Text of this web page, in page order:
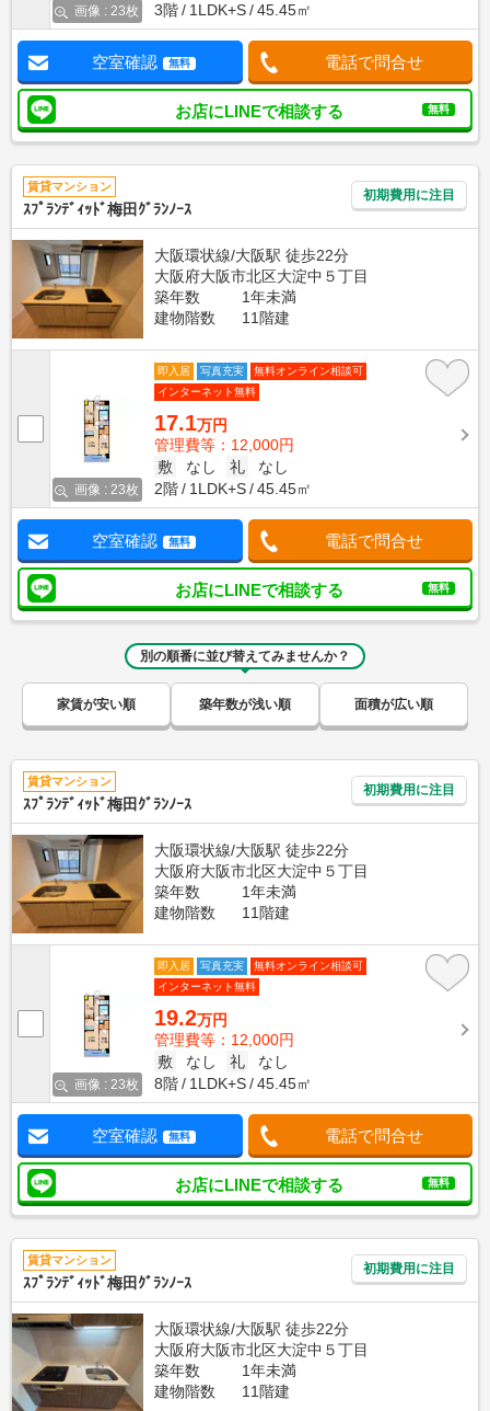
画像 : 23枚
3階
1LDK+S 45.45㎡
空室確認 無料 電話で問合せ
お店にLINEで相談する 無料
賃貸マンション
ｽﾌﾟﾗﾝﾃﾞｨｯﾄﾞ梅田ｸﾞﾗﾝﾉｰｽ
初期費用に注目
大阪環状線/大阪駅 徒歩22分
大阪府大阪市北区大淀中５丁目
築年数
1年未満
建物階数
11階建
画像 : 23枚
即入居 写真充実
無料オンライン相談可
インターネット無料
17.1万円
管理費等：12,000円
敷
なし 礼
なし
2階
1LDK+S 45.45㎡
空室確認 無料 電話で問合せ
お店にLINEで相談する 無料
別の順番に並び替えてみませんか？
家賃が安い順 築年数が浅い順 面積が広い順
賃貸マンション
ｽﾌﾟﾗﾝﾃﾞｨｯﾄﾞ梅田ｸﾞﾗﾝﾉｰｽ
初期費用に注目
大阪環状線/大阪駅 徒歩22分
大阪府大阪市北区大淀中５丁目
築年数
1年未満
建物階数
11階建
画像 : 23枚
即入居 写真充実
無料オンライン相談可
インターネット無料
19.2万円
管理費等：12,000円
敷
なし 礼
なし
8階
1LDK+S 45.45㎡
空室確認 無料 電話で問合せ
お店にLINEで相談する 無料
賃貸マンション
ｽﾌﾟﾗﾝﾃﾞｨｯﾄﾞ梅田ｸﾞﾗﾝﾉｰｽ
初期費用に注目
大阪環状線/大阪駅 徒歩22分
大阪府大阪市北区大淀中５丁目
築年数
1年未満
建物階数
11階建